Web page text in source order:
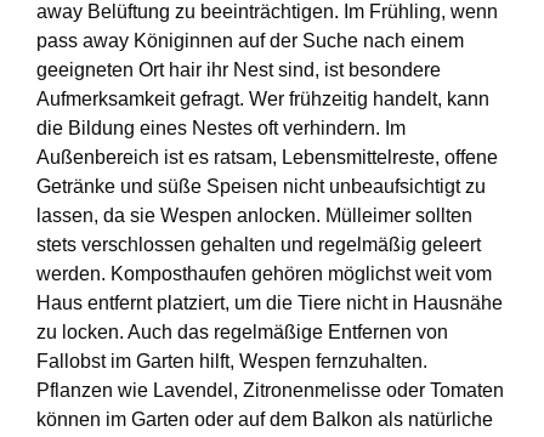
away Belüftung zu beeinträchtigen. Im Frühling, wenn
pass away Königinnen auf der Suche nach einem
geeigneten Ort hair ihr Nest sind, ist besondere
Aufmerksamkeit gefragt. Wer frühzeitig handelt, kann
die Bildung eines Nestes oft verhindern. Im
Außenbereich ist es ratsam, Lebensmittelreste, offene
Getränke und süße Speisen nicht unbeaufsichtigt zu
lassen, da sie Wespen anlocken. Mülleimer sollten
stets verschlossen gehalten und regelmäßig geleert
werden. Komposthaufen gehören möglichst weit vom
Haus entfernt platziert, um die Tiere nicht in Hausnähe
zu locken. Auch das regelmäßige Entfernen von
Fallobst im Garten hilft, Wespen fernzuhalten.
Pflanzen wie Lavendel, Zitronenmelisse oder Tomaten
können im Garten oder auf dem Balkon als natürliche